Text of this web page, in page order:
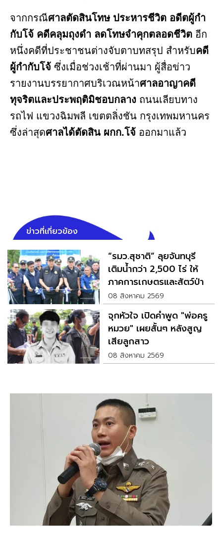
จากกรณีศาลตัดสินโทษ ประหารชีวิต อดีตผู้กำ
กับโจ้ คดีคลุมถุงดำ ลดโทษจำคุกตลอดชีวิต อีก
หนึ่งคดีที่ประชาชนต่างจับตาบทสรุป สำหรับคดี
ผู้กำกับโจ้ ซึ่งเมื่อช่วงเช้าที่ผ่านมา ผู้สื่อข่าว
รายงานบรรยากาศบริเวณหน้าศาลอาญาคดี
ทุจริตและประพฤติมิชอบกลาง ถนนเลียบทาง
รถไฟ แขวงฉิมพลี เขตตลิ่งชัน กรุงเทพมหานคร
ซึ่งล่าสุดศาลได้ตัดสิน ผกก.โจ้ ออกมาแล้ว
ข่าวที่เกี่ยวข้อง
“รมว.สุชาติ” ลุยจันทบุรี
เติมน้ำกว่า 2,500 ไร่ ให้
ภาคการเกษตรและสัตว์ป่า
08 สิงหาคม 2569
จุกหัวใจ เปิดคำพูด "พ่อครู
หมวย" เผยสั้นๆ หลังสูญ
เสียลูกสาว
08 สิงหาคม 2569